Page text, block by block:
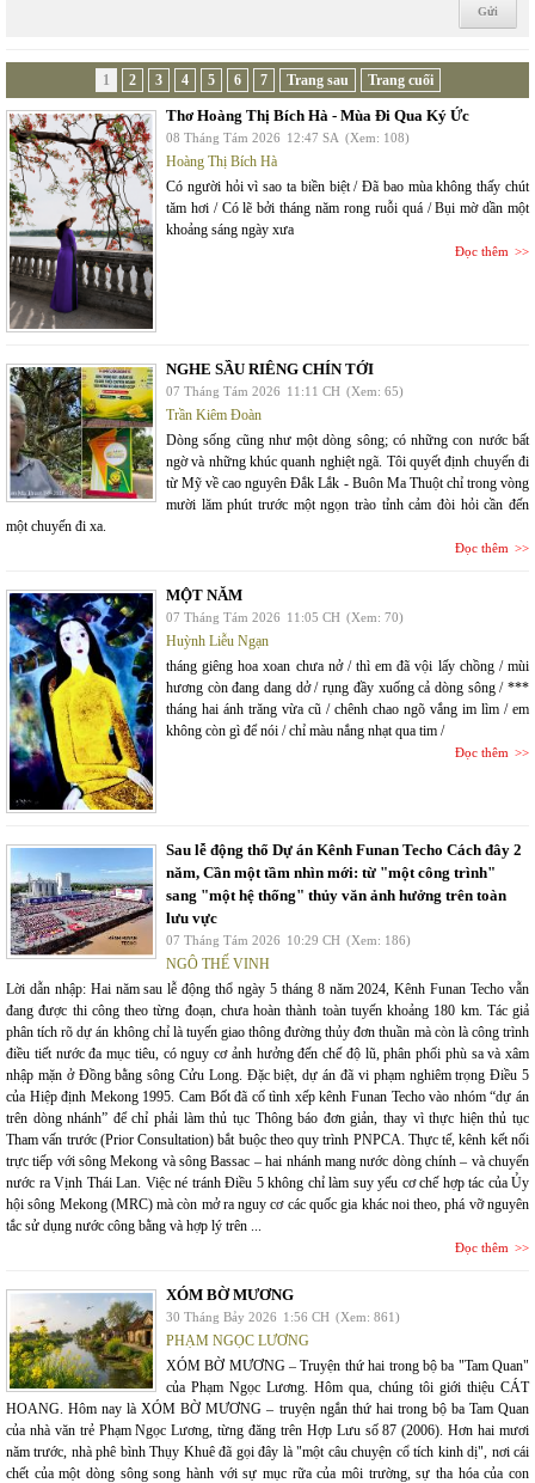
1 2 3 4 5 6 7 Trang sau Trang cuối
Thơ Hoàng Thị Bích Hà - Mùa Đi Qua Ký Ức
08 Tháng Tám 2026 12:47 SA (Xem: 108)
Hoàng Thị Bích Hà
Có người hỏi vì sao ta biền biệt / Đã bao mùa không thấy chút
tăm hơi / Có lẽ bởi tháng năm rong ruỗi quá / Bụi mờ dần một
khoảng sáng ngày xưa
Đọc thêm
NGHE SẦU RIÊNG CHÍN TỚI
07 Tháng Tám 2026 11:11 CH (Xem: 65)
Trần Kiêm Đoàn
Dòng sống cũng như một dòng sông; có những con nước bất
ngờ và những khúc quanh nghiệt ngã. Tôi quyết định chuyến đi
từ Mỹ về cao nguyên Đắk Lắk - Buôn Ma Thuột chỉ trong vòng
mười lăm phút trước một ngọn trào tỉnh cảm đòi hỏi cần đến
một chuyến đi xa.
Đọc thêm
MỘT NĂM
07 Tháng Tám 2026 11:05 CH (Xem: 70)
Huỳnh Liễu Ngạn
tháng giêng hoa xoan chưa nở / thì em đã vội lấy chồng / mùi
hương còn đang dang dở / rụng đầy xuống cả dòng sông / ***
tháng hai ánh trăng vừa cũ / chênh chao ngõ vắng im lìm / em
không còn gì để nói / chỉ màu nắng nhạt qua tim /
Đọc thêm
Sau lễ động thổ Dự án Kênh Funan Techo Cách đây 2
năm, Cần một tầm nhìn mới: từ "một công trình"
sang "một hệ thống" thủy văn ảnh hưởng trên toàn
lưu vực
07 Tháng Tám 2026 10:29 CH (Xem: 186)
NGÔ THẾ VINH
Lời dẫn nhập: Hai năm sau lễ động thổ ngày 5 tháng 8 năm 2024, Kênh Funan Techo vẫn
đang được thi công theo từng đoạn, chưa hoàn thành toàn tuyến khoảng 180 km. Tác giả
phân tích rõ dự án không chỉ là tuyến giao thông đường thủy đơn thuần mà còn là công trình
điều tiết nước đa mục tiêu, có nguy cơ ảnh hưởng đến chế độ lũ, phân phối phù sa và xâm
nhập mặn ở Đồng bằng sông Cửu Long. Đặc biệt, dự án đã vi phạm nghiêm trọng Điều 5
của Hiệp định Mekong 1995. Cam Bốt đã cố tình xếp kênh Funan Techo vào nhóm “dự án
trên dòng nhánh” để chỉ phải làm thủ tục Thông báo đơn giản, thay vì thực hiện thủ tục
Tham vấn trước (Prior Consultation) bắt buộc theo quy trình PNPCA. Thực tế, kênh kết nối
trực tiếp với sông Mekong và sông Bassac – hai nhánh mang nước dòng chính – và chuyển
nước ra Vịnh Thái Lan. Việc né tránh Điều 5 không chỉ làm suy yếu cơ chế hợp tác của Ủy
hội sông Mekong (MRC) mà còn mở ra nguy cơ các quốc gia khác noi theo, phá vỡ nguyên
tắc sử dụng nước công bằng và hợp lý trên ...
Đọc thêm
XÓM BỜ MƯƠNG
30 Tháng Bảy 2026 1:56 CH (Xem: 861)
PHẠM NGỌC LƯƠNG
XÓM BỜ MƯƠNG – Truyện thứ hai trong bộ ba "Tam Quan"
của Phạm Ngọc Lương. Hôm qua, chúng tôi giới thiệu CÁT
HOANG. Hôm nay là XÓM BỜ MƯƠNG – truyện ngắn thứ hai trong bộ ba Tam Quan
của nhà văn trẻ Phạm Ngọc Lương, từng đăng trên Hợp Lưu số 87 (2006). Hơn hai mươi
năm trước, nhà phê bình Thụy Khuê đã gọi đây là "một câu chuyện cổ tích kinh dị", nơi cái
chết của một dòng sông song hành với sự mục rữa của môi trường, sự tha hóa của con